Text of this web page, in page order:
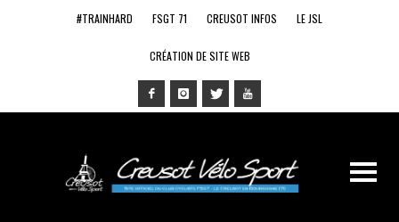
#TRAINHARD FSGT 71 CREUSOT INFOS LE JSL
CRÉATION DE SITE WEB